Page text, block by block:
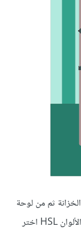
ثم من لوحة
التعبئة Fill and stroke مع التأكد من اختيار نمط الألوان HSL اختر